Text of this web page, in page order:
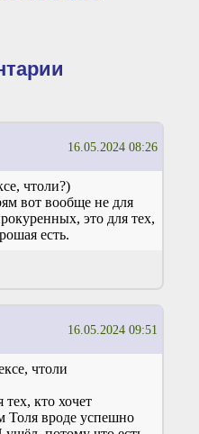
16.05.2024 08:26
чтоли?)
вот вообще не для
это для тех,
есть.
16.05.2024 09:51
чтоли
кто хочет
Толя вроде успешно